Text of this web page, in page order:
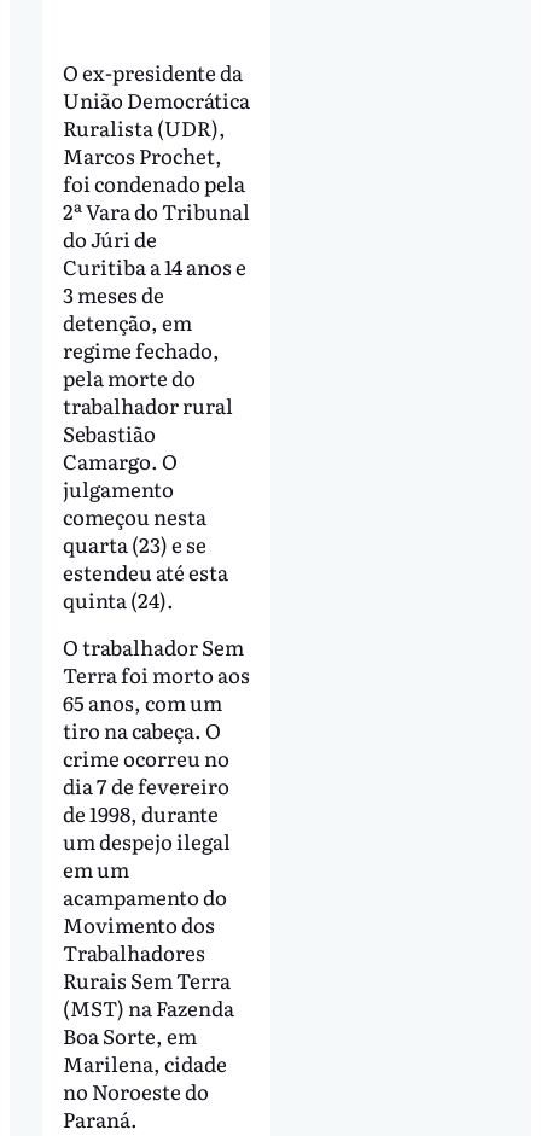
O ex-presidente da
União Democrática
Ruralista (UDR),
Marcos Prochet,
foi condenado pela
2ª Vara do Tribunal
do Júri de
Curitiba a 14 anos e
3 meses de
detenção, em
regime fechado,
pela morte do
trabalhador rural
Sebastião
Camargo. O
julgamento
começou nesta
quarta (23) e se
estendeu até esta
quinta (24).
O trabalhador Sem
Terra foi morto aos
65 anos, com um
tiro na cabeça. O
crime ocorreu no
dia 7 de fevereiro
de 1998, durante
um despejo ilegal
em um
acampamento do
Movimento dos
Trabalhadores
Rurais Sem Terra
(MST) na Fazenda
Boa Sorte, em
Marilena, cidade
no Noroeste do
Paraná.